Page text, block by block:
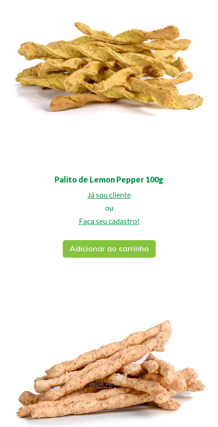
Palito de Lemon Pepper 100g
Já sou cliente
ou
Faça seu cadastro!
Adicionar ao carrinho